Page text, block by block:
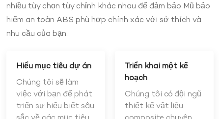
nhiều tùy chọn tùy chỉnh khác nhau để đảm bảo Mũ bảo
hiểm an toàn ABS phù hợp chính xác với sở thích và
nhu cầu của bạn.
Hiểu mục tiêu dự án
Chúng tôi sẽ làm
việc với bạn để phát
triển sự hiểu biết sâu
Triển khai một kế
hoạch
Chúng tôi có đội ngũ
thiết kế vật liệu